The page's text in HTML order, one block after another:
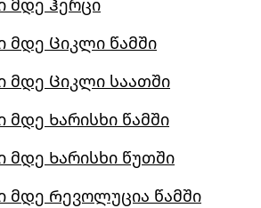
მდე Ჰერცი
მდე Ციკლი წამში
მდე Ციკლი საათში
მდე Ხარისხი წამში
მდე Ხარისხი წუთში
მდე Რევოლუცია წამში